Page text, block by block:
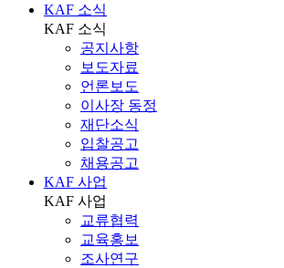
KAF 소식
KAF 소식
공지사항
보도자료
언론보도
이사장 동정
재단소식
입찰공고
채용공고
KAF 사업
KAF 사업
교류협력
교육홍보
조사연구